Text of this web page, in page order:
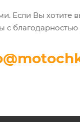
Если Вы хотите
с